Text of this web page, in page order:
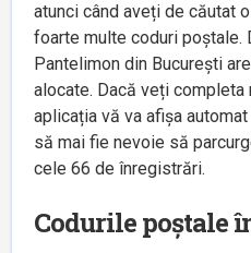
atunci când aveți de căutat
foarte multe coduri poștale.
Pantelimon din București
alocate. Dacă veți
aplicația vă va afișa
să mai fie nevoie să
cele 66 de înregistrări.
Codurile poștale